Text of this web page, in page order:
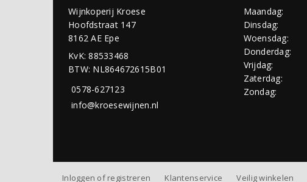
Wijnkoperij Kroese
Hoofdstraat 147
8162 AE Epe
KvK: 88533468
BTW: NL864672615B01
0578-627123
info@kroesewijnen.nl
Maandag:
Dinsdag:
Woensdag:
Donderdag:
Vrijdag:
Zaterdag:
Zondag:
Inloggen of registreren Klantenservice Veilig winkelen